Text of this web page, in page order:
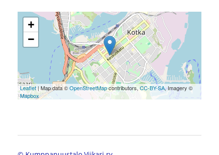
+
−
Leaflet| Map data ©OpenStreetMapcontributors, CC-BY-SA, Imagery ©
Mapbox